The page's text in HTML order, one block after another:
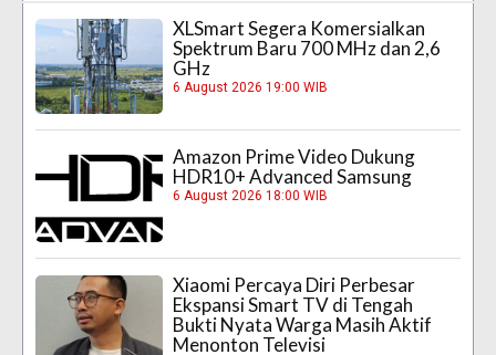
XLSmart Segera Komersialkan
Spektrum Baru 700 MHz dan 2,6
GHz
6 August 2026 19:00 WIB
Amazon Prime Video Dukung
HDR10+ Advanced Samsung
6 August 2026 18:00 WIB
Xiaomi Percaya Diri Perbesar
Ekspansi Smart TV di Tengah
Bukti Nyata Warga Masih Aktif
Menonton Televisi